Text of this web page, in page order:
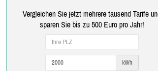
Vergleichen Sie jetzt mehrere tausend Tarife
sparen Sie bis zu 500 Euro pro Jahr!
kWh